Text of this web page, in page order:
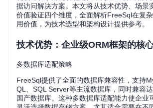
据访问解决方案。本文将从技术优势、场景
价值验证四个维度，全面解析FreeSql在复
用价值，为技术选型和架构设计提供参考。
技术优势：企业级ORM框架的核
多数据库适配策略
FreeSql提供了全面的数据库兼容性，支持
QL、SQL Server等主流数据库，同时兼容
国产数据库。这种多数据库适配能力使企业